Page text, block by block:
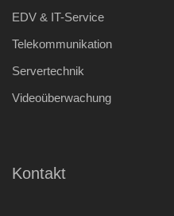
EDV & IT-Service
Telekommunikation
Servertechnik
Videoüberwachung
Kontakt